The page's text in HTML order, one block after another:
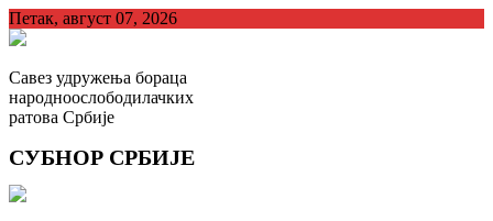
Skip
to
Петак, август 07, 2026
Савез удружења бораца
народноослободилачких
ратова Србије
СУБНОР СРБИЈЕ